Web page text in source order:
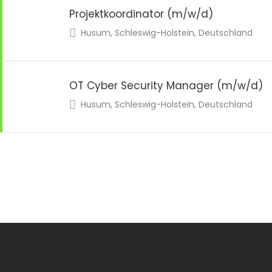
Projektkoordinator (m/w/d)
Husum, Schleswig-Holstein, Deutschland
OT Cyber Security Manager (m/w/d)
Husum, Schleswig-Holstein, Deutschland